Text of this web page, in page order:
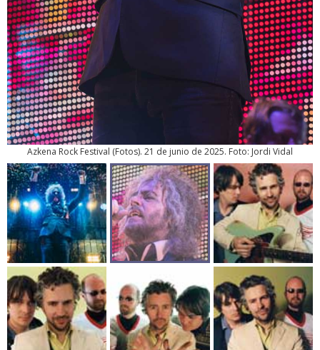
Azkena Rock Festival (Fotos). 21 de junio de 2025. Foto: Jordi Vidal